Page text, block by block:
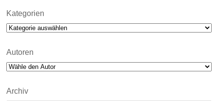
Kategorien
Kategorien
Autoren
Archiv